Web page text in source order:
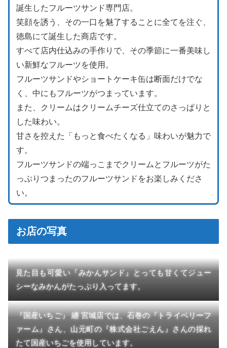
誕生したフルーツサンド専門店。
笑顔を誘う、その一口を魅了することに全てを注ぐ、
徳島にて誕生した商店です。
すべて店内仕込みの手作りで、その季節に一番美味し
い新鮮なフルーツを使用。
フルーツサンドやショートケーキ缶は断面だけでな
く、中にもフルーツがつまっています。
また、クリームはクリームチーズ仕立てのさっぱりと
した味わい。
甘さを控えた「もっと食べたくなる」味わいが魅力で
す。
フルーツサンドの端っこまでクリームとフルーツがた
っぷりつまったのフルーツサンドをお楽しみくださ
い。
お店の写真
見た目も可愛い『みかんサンド』とっても甘くてジュー
シーなみかんがたっぷり入ってます。
『国産いちご』 纏 宮城店では、石巻の『トライベリーフ
ァーム』さん、山元町の『株式会社ごえん』さんの採れ
たて国産いちごを使用しています。